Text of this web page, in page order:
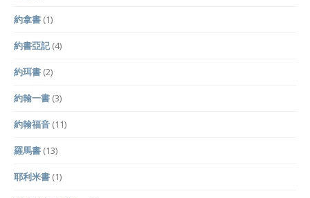
約拿書 (1)
約書亞記(4)
約珥書 (2)
約翰一書 (3)
約翰福音 (11)
羅馬書 (13)
耶利米書 (1)